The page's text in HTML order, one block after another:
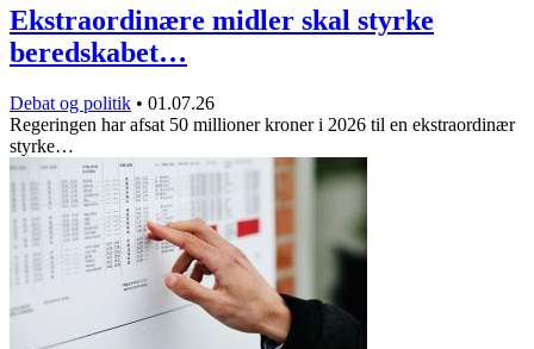
Ekstraordinære midler skal styrke
beredskabet…
Debat og politik • 01.07.26
Regeringen har afsat 50 millioner kroner i 2026 til en ekstraordinær
styrke…